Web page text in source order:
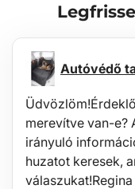
A tálca könnyen
elvégezhető a
Stabilitás
Az anyag minősége
ellenállást biztosít az
hatására.
Autóvédő
merevítve van-e?
irányuló
huzatot keresek,
válaszukat!Regina